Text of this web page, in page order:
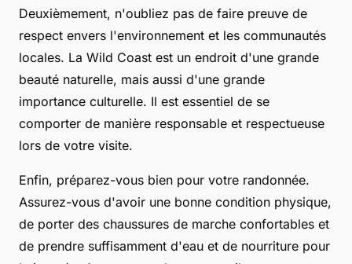
Deuxièmement, n'oubliez pas de faire preuve de
respect envers l'environnement et les communautés
locales. La Wild Coast est un endroit d'une grande
beauté naturelle, mais aussi d'une grande
importance culturelle. Il est essentiel de se
comporter de manière responsable et respectueuse
lors de votre visite.
Enfin, préparez-vous bien pour votre randonnée.
Assurez-vous d'avoir une bonne condition physique,
de porter des chaussures de marche confortables et
de prendre suffisamment d'eau et de nourriture pour